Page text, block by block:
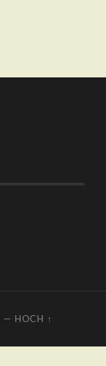
— HOCH ↑